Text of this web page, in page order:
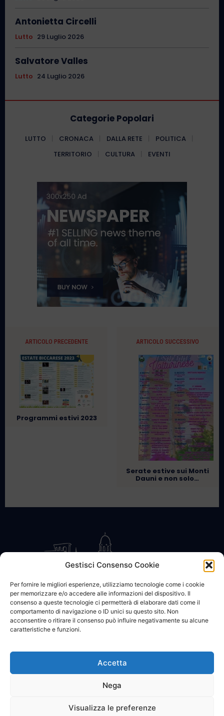
Gestisci Consenso Cookie
Per fornire le migliori esperienze, utilizziamo tecnologie come i cookie
per memorizzare e/o accedere alle informazioni del dispositivo. Il
consenso a queste tecnologie ci permetterà di elaborare dati come il
comportamento di navigazione o ID unici su questo sito. Non
acconsentire o ritirare il consenso può influire negativamente su alcune
caratteristiche e funzioni.
Accetta
Nega
Visualizza le preferenze
Antonietta Circelli
Lutto 29 Luglio 2026
Salvatore Valles
Lutto 24 Luglio 2026
Categorie Popolari
LUTTO CRONACA DALLA RETE
POLITICA
TERRITORIO
CULTURA EVENTI
ARTICOLO PRECEDENTE
Programmi estivi 2023
ARTICOLO SUCCESSIVO
Serate estive sui Monti
Dauni e non solo…
CONTATTACI COOKIE POLICY PRIVACY
© 2002 - 2026 SanBartolomeo.info :::: powered by Go Web snc |